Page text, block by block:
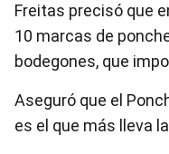
Freitas precisó que
10 marcas de
bodegones, que
Aseguró que el
es el que más lleva